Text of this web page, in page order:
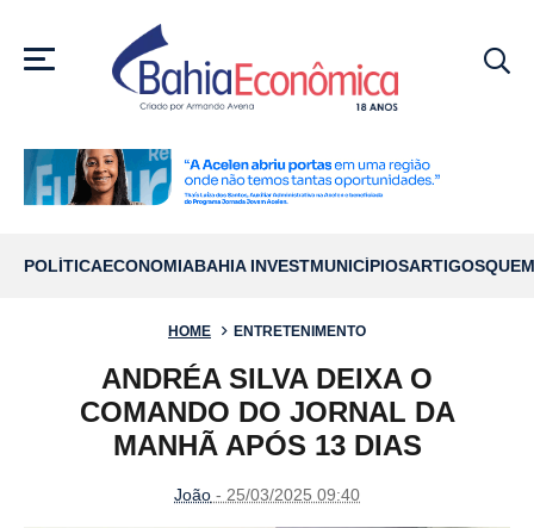
MENU
POLÍTICAECONOMIABAHIA INVESTMUNICÍPIOSARTIGOS
HOME ENTRETENIMENTO
ANDRÉA SILVA DEIXA O
COMANDO DO JORNAL DA
MANHÃ APÓS 13 DIAS
João - 25/03/2025 09:40